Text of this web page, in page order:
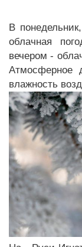
В
облачная
вечером -
Атмосферное
влажность